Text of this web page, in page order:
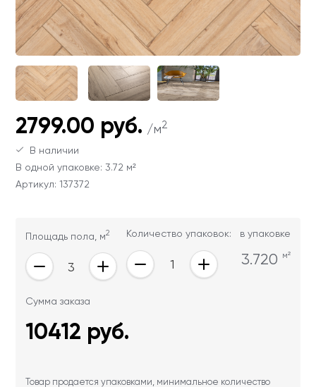
ОТПРАВИТЬ
лицам
Ваши данные не будут переданы третьим
лицам
Ваши данные не будут переданы третьим
лицам
2799.00 руб. /м2
В наличии
В одной упаковке: 3.72 м²
Артикул: 137372
Площадь пола, м2 Количество упаковок: в упаковке
3.720 м²
Сумма заказа
10412 руб.
Товар продается упаковками, минимальное количество